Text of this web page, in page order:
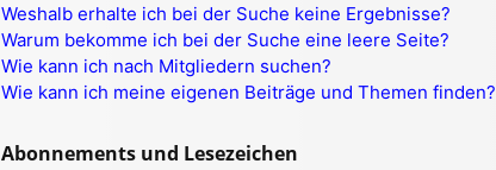
Weshalb erhalte ich bei der Suche keine Ergebnisse?
Warum bekomme ich bei der Suche eine leere Seite?
Wie kann ich nach Mitgliedern suchen?
Wie kann ich meine eigenen Beiträge und Themen finden?
Abonnements und Lesezeichen